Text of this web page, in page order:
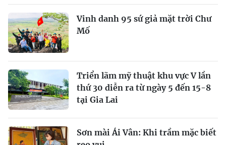
Vinh danh 95 sứ giả mặt trời Chư
Mố
Triển lãm mỹ thuật khu vực V lần
thứ 30 diễn ra từ ngày 5 đến 15-8
tại Gia Lai
Sơn mài Ái Vân: Khi trầm mặc biết